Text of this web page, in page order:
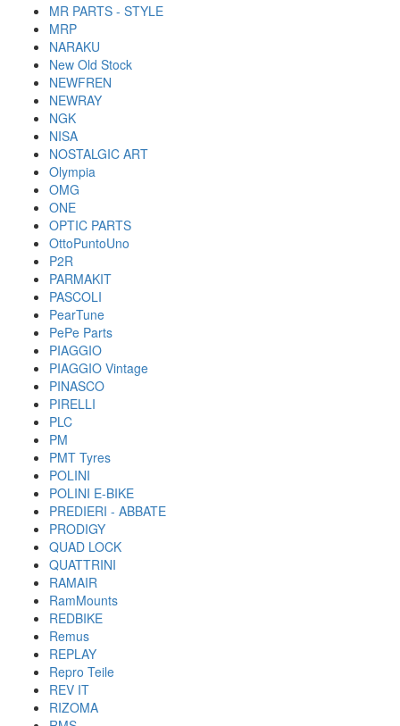
MR PARTS - STYLE
MRP
NARAKU
New Old Stock
NEWFREN
NEWRAY
NGK
NISA
NOSTALGIC ART
Olympia
OMG
ONE
OPTIC PARTS
OttoPuntoUno
P2R
PARMAKIT
PASCOLI
PearTune
PePe Parts
PIAGGIO
PIAGGIO Vintage
PINASCO
PIRELLI
PLC
PM
PMT Tyres
POLINI
POLINI E-BIKE
PREDIERI - ABBATE
PRODIGY
QUAD LOCK
QUATTRINI
RAMAIR
RamMounts
REDBIKE
Remus
REPLAY
Repro Teile
REV IT
RIZOMA